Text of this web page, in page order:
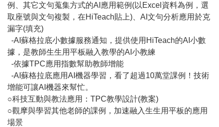
例、其它文句蒐集方式的AI應用範例(以Excel資料為例，選
取座號與文句複製，在HiTeach貼上)、AI文句分析應用於克
漏字(填充)
-AI蘇格拉底小數據服務通知，提供使用HiTeach的AI小數
據，是教師生生用平板融入教學的AI小教練
-依據TPC應用指數幫助教師增能
-AI蘇格拉底應用AI機器學習，看了超過10萬堂課例！技術
增能可讓AI機器來幫忙。
○科技互動與教法應用：TPC教學設計(教案)
○觀摩與學習其他老師的課例，加速融入生生用平板的應用
場景